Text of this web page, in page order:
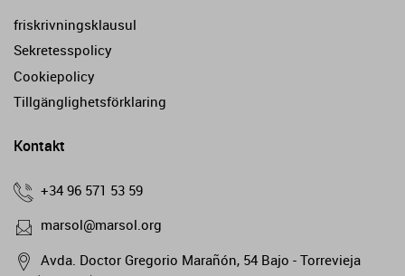
friskrivningsklausul
Sekretesspolicy
Cookiepolicy
Tillgänglighetsförklaring
Kontakt
+34 96 571 53 59
marsol@marsol.org
Avda. Doctor Gregorio Marañón, 54 Bajo - Torrevieja